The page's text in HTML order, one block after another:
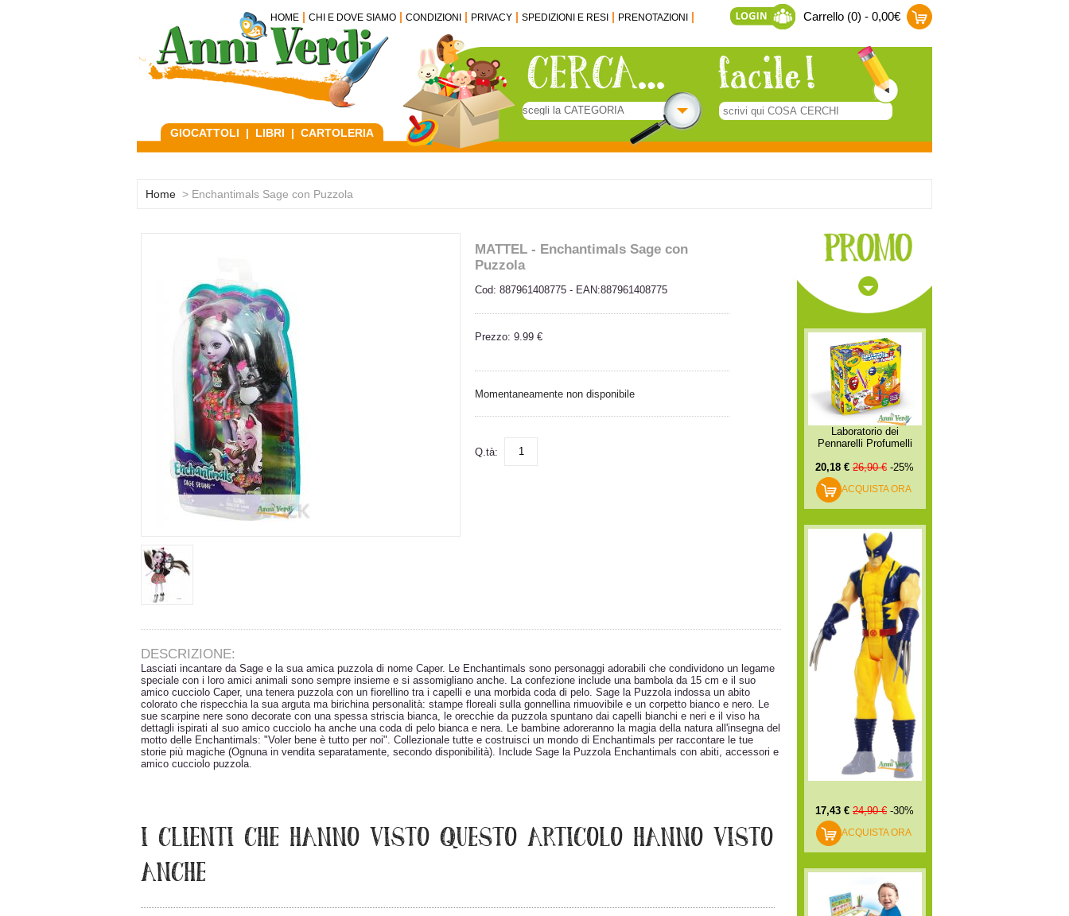
Carrello (0) - 0,00€
HOME CHI E DOVE SIAMO CONDIZIONI PRIVACY SPEDIZIONI E RESI PRENOTAZIONI
GIOCATTOLI | LIBRI | CARTOLERIA
Home > Enchantimals Sage con Puzzola
MATTEL - Enchantimals Sage con
Puzzola
Cod: 887961408775 - EAN:887961408775
Prezzo: 9.99 €
Momentaneamente non disponibile
Q.tà:
DESCRIZIONE:
Lasciati incantare da Sage e la sua amica puzzola di nome Caper. Le Enchantimals sono personaggi adorabili che condividono un legame
speciale con i loro amici animali sono sempre insieme e si assomigliano anche. La confezione include una bambola da 15 cm e il suo
amico cucciolo Caper, una tenera puzzola con un fiorellino tra i capelli e una morbida coda di pelo. Sage la Puzzola indossa un abito
colorato che rispecchia la sua arguta ma birichina personalità: stampe floreali sulla gonnellina rimuovibile e un corpetto bianco e nero. Le
sue scarpine nere sono decorate con una spessa striscia bianca, le orecchie da puzzola spuntano dai capelli bianchi e neri e il viso ha
dettagli ispirati al suo amico cucciolo ha anche una coda di pelo bianca e nera. Le bambine adoreranno la magia della natura all'insegna del
motto delle Enchantimals: "Voler bene è tutto per noi". Collezionale tutte e costruisci un mondo di Enchantimals per raccontare le tue
storie più magiche (Ognuna in vendita separatamente, secondo disponibilità). Include Sage la Puzzola Enchantimals con abiti, accessori e
amico cucciolo puzzola.
I CLIENTI CHE HANNO VISTO QUESTO ARTICOLO HANNO VISTO
ANCHE
Laboratorio dei
Pennarelli Profumelli
20,18 € 26,90 € -25%
ACQUISTA ORA
17,43 € 24,90 € -30%
ACQUISTA ORA